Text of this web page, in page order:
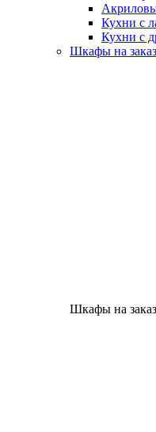
Кухни с
Кухни с
Шкафы на заказ
Шкафы на заказ